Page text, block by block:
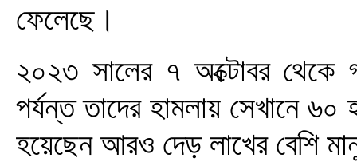
ফেলেছে।
২০২৩ সালের ৭ অক্টোবর থেকে
পর্যন্ত তাদের হামলায় সেখানে
হয়েছেন আরও দেড় লাখের বেশি